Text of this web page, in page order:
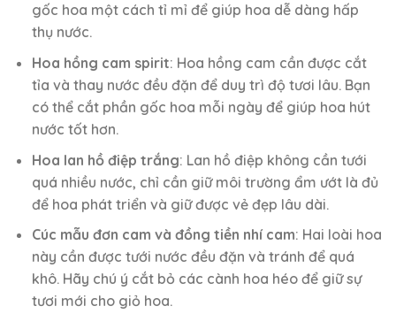
gốc hoa một cách tỉ mỉ để giúp hoa dễ dàng hấp
thụ nước.
Hoa hồng cam spirit: Hoa hồng cam cần được cắt
tỉa và thay nước đều đặn để duy trì độ tươi lâu. Bạn
có thể cắt phần gốc hoa mỗi ngày để giúp hoa hút
nước tốt hơn.
Hoa lan hồ điệp trắng: Lan hồ điệp không cần tưới
quá nhiều nước, chỉ cần giữ môi trường ẩm ướt là đủ
để hoa phát triển và giữ được vẻ đẹp lâu dài.
Cúc mẫu đơn cam và đồng tiền nhí cam: Hai loài hoa
này cần được tưới nước đều đặn và tránh để quá
khô. Hãy chú ý cắt bỏ các cành hoa héo để giữ sự
tươi mới cho giỏ hoa.